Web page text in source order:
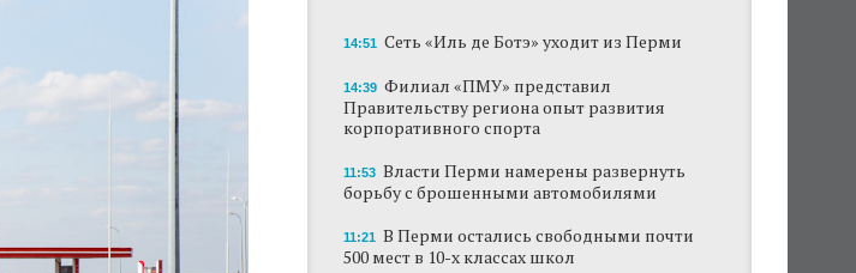
Продажи туров из Перми в Абхазию упали
на 30%
Власти вернулись к проекту большого
стадиона в Камской долине Перми
В Перми закрывается ресторан «Желтая
лисица»
В Перми в пустой чаше бассейна пройдет
театральный фестиваль
14:51 Сеть «Иль де Ботэ» уходит из Перми
14:39 Филиал «ПМУ» представил
Правительству региона опыт развития
корпоративного спорта
11:53 Власти Перми намерены развернуть
борьбу с брошенными автомобилями
11:21 В Перми остались свободными почти
500 мест в 10-х классах школ